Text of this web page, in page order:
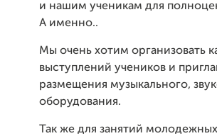
и нашим ученикам для
А именно..
Мы очень хотим организовать
выступлений учеников и
размещения музыкального,
оборудования.
Так же для занятий